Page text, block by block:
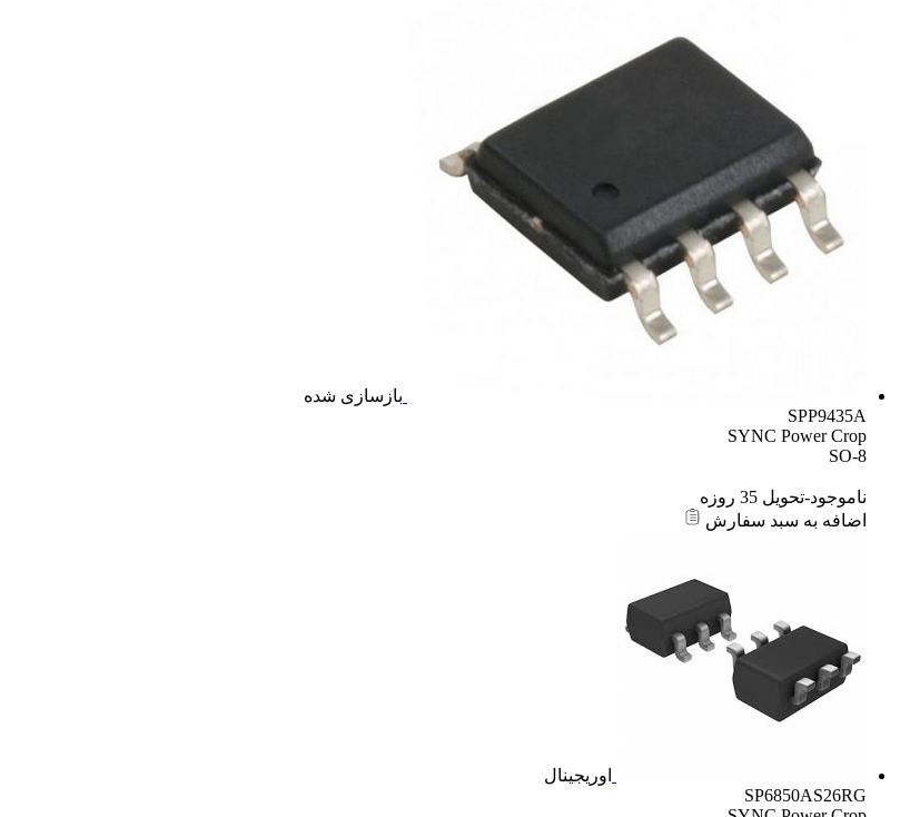
بازسازی شده
SPP9435A
SYNC Power Crop
SO-8
ناموجود-تحویل 35 روزه
اضافه به سبد سفارش
اوریجینال
SP6850AS26RG